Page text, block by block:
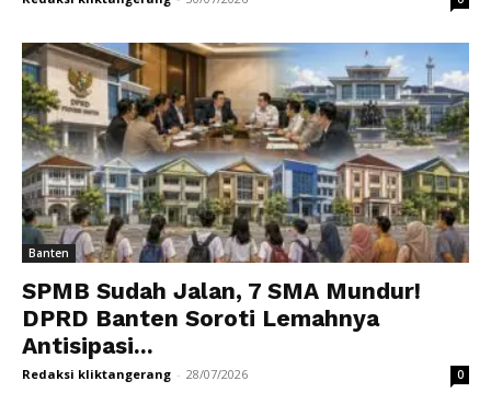
Banten
SPMB Sudah Jalan, 7 SMA Mundur!
DPRD Banten Soroti Lemahnya
Antisipasi...
Redaksi kliktangerang - 28/07/2026 0